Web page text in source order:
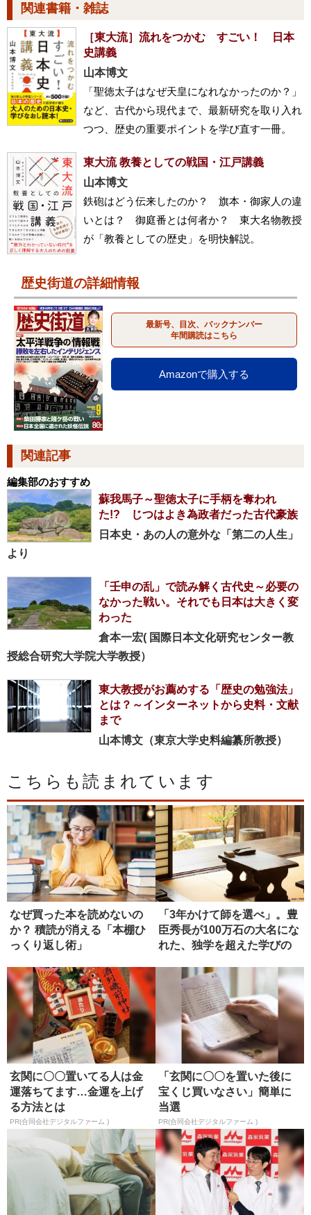
関連書籍・雑誌
［東大流］流れをつかむ すごい！ 日本
史講義
山本博文
「聖徳太子はなぜ天皇になれなかったのか？」
など、古代から現代まで、最新研究を取り入れ
つつ、歴史の重要ポイントを学び直す一冊。
東大流 教養としての戦国・江戸講義
山本博文
鉄砲はどう伝来したのか？ 旗本・御家人の違
いとは？ 御庭番とは何者か？ 東大名物教授
が「教養としての歴史」を明快解説。
歴史街道の詳細情報
最新号、目次、バックナンバー
年間購読はこちら
Amazonで購入する
関連記事
編集部のおすすめ
蘇我馬子～聖徳太子に手柄を奪われ
た!? じつはよき為政者だった古代豪族
日本史・あの人の意外な「第二の人生」
より
「壬申の乱」で読み解く古代史～必要の
なかった戦い。それでも日本は大きく変
わった
倉本一宏( 国際日本文化研究センター教
授総合研究大学院大学教授）
東大教授がお薦めする「歴史の勉強法」
とは？～インターネットから史料・文献
まで
山本博文（東京大学史料編纂所教授）
こちらも読まれています
なぜ買った本を読めないの
か？ 積読が消える「本棚ひ
っくり返し術」
「3年かけて師を選べ」。豊
臣秀長が100万石の大名にな
れた、独学を超えた学びの
玄関に〇〇置いてる人は金
運落ちてます…金運を上げ
る方法とは
PR(合同会社デジタルファーム )
「玄関に〇〇を置いた後に
宝くじ買いなさい」簡単に
当選
PR(合同会社デジタルファーム )